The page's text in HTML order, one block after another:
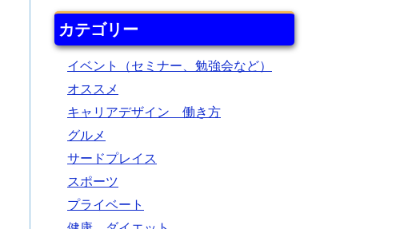
カテゴリー
イベント（セミナー、勉強会など）
オススメ
キャリアデザイン 働き方
グルメ
サードプレイス
スポーツ
プライベート